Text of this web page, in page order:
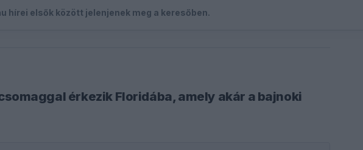
hírei elsők között jelenjenek meg a keresőben.
érkezik Floridába, amely akár a bajnoki